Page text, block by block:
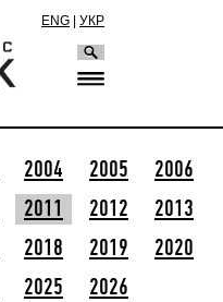
ENG УКР
2004 2005
2006
2011 2012
2013
2018 2019
2020
2025 2026